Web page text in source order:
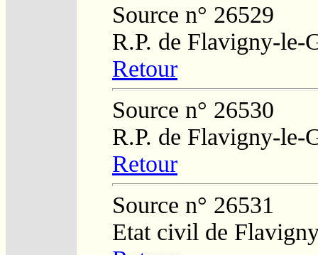
Source n° 26529
R.P. de Flavigny-le-
Retour
Source n° 26530
R.P. de Flavigny-le-
Retour
Source n° 26531
Etat civil de